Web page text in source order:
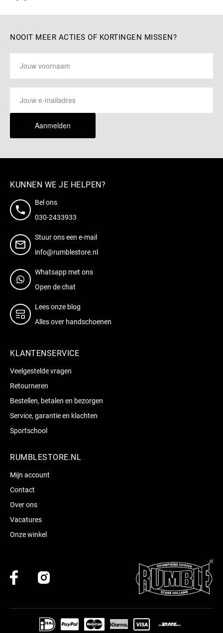
NOOIT MEER ACTIES OF KORTINGEN MISSEN?
Aanmelden
KUNNEN WE JE HELPEN?
Bel ons
030-2433933
Stuur ons een e-mail
info@rumblestore.nl
Whatsapp met ons
Open de chat
Lees onze blog
Alles over handschoenen
KLANTENSERVICE
Veelgestelde vragen
Retourneren
Bestellen, betalen en bezorgen
Service, garantie en klachten
Sportschool
RUMBLESTORE.NL
Mijn account
Contact
Over ons
Vacatures
Onze winkel